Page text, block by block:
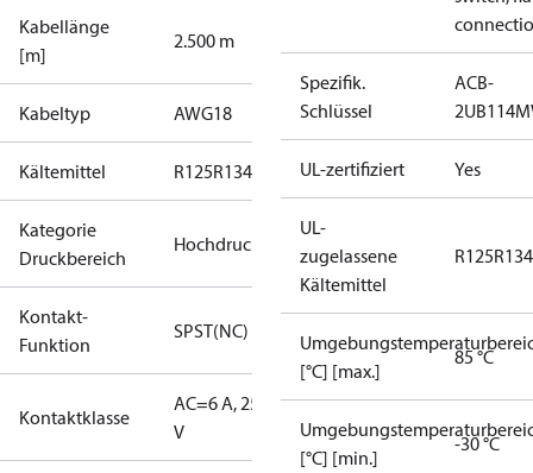
Kabellänge
[m]
2.500 m
Kabeltyp AWG18
Kältemittel R125R134a R404AR407CR407H R410A
Kategorie
Druckbereich
Hochdruck
Kontakt-
Funktion
SPST(NC)
Kontaktklasse
AC=6 A, 250
V
Spezifik.
Schlüssel
ACB-
UL-zertifiziert Yes
UL-
zugelassene
Kältemittel
R125
[°C] [max.]
85 °C
[°C] [min.]
-30 °C